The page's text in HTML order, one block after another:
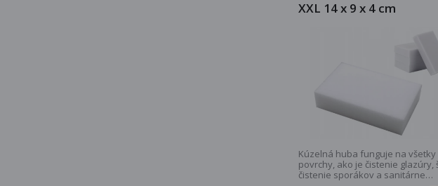
XXL 14 x 9 x 4 cm
Kúzelná huba funguje na všetky
povrchy, ako je čistenie glazúry,
čistenie sporákov a sanitárne